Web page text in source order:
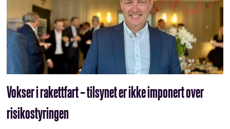
Vokser i rakettfart – tilsynet er ikke imponert over
risikostyringen